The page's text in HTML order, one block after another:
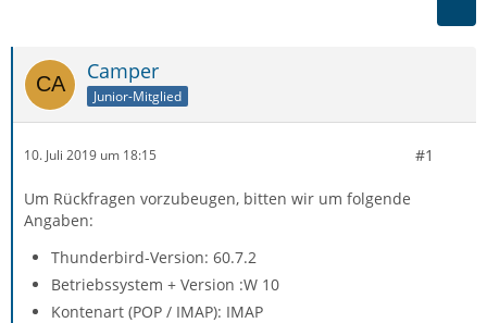
Camper
Junior-Mitglied
10. Juli 2019 um 18:15 #1
Um Rückfragen vorzubeugen, bitten wir um folgende
Angaben:
Thunderbird-Version: 60.7.2
Betriebssystem + Version :W 10
Kontenart (POP / IMAP): IMAP